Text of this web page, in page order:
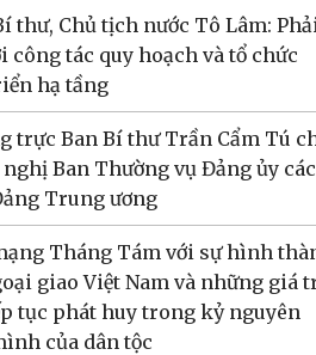
thư, Chủ tịch nước Tô Lâm:
công tác quy hoạch và tổ chức
hạ tầng
trực Ban Bí thư Trần Cẩm Tú
Ban Thường vụ Đảng ủy
Trung ương
Tháng Tám với sự hình
giao Việt Nam và những giá
tục phát huy trong kỷ nguyên
của dân tộc